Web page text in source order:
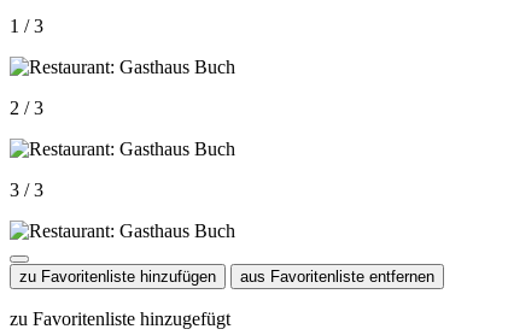
1 / 3
2 / 3
3 / 3
zu Favoritenliste hinzufügen aus Favoritenliste entfernen
zu Favoritenliste hinzugefügt